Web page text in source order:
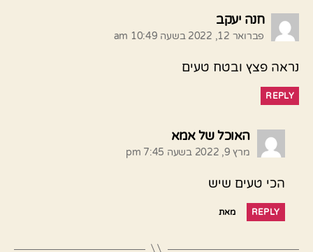
חנה יעקב
פברואר 12, 2022 בשעה 10:49 am
נראה פצץ ובטח טעים
REPLY
האוכל של אמא
מרץ 9, 2022 בשעה 7:45 pm
הכי טעים שיש
REPLY מאת